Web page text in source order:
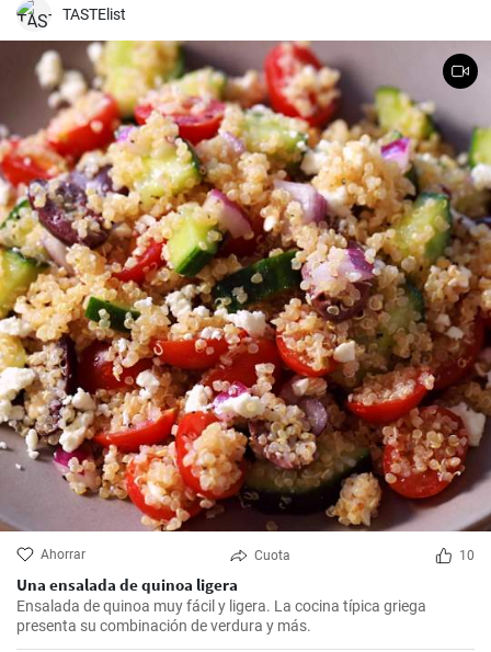
TASTElist
Ahorrar Cuota 10
Una ensalada de quinoa ligera
Ensalada de quinoa muy fácil y ligera. La cocina típica griega
presenta su combinación de verdura y más.